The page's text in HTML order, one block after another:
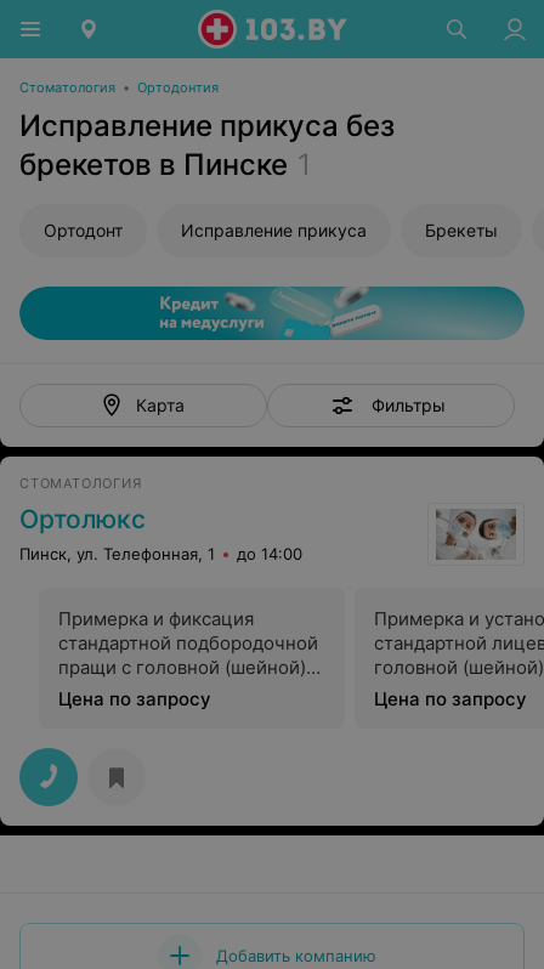
Стоматология • Ортодонтия
Исправление прикуса без
брекетов в Пинске 1
Ортодонт Исправление прикуса Брекеты
Карта Фильтры
СТОМАТОЛОГИЯ
Ортолюкс
Пинск, ул. Телефонная, 1 до 14:00
Примерка и фиксация
стандартной подбородочной
пращи с головной (шейной)
фиксацией
Цена по запросу
Примерка и
стандартной
головной (шейной)
фиксацией
Цена по запросу
Добавить компанию